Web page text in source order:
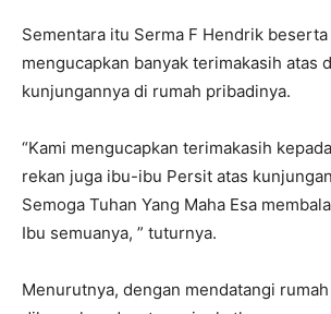
Sementara itu Serma F Hendrik
mengucapkan banyak terimakasih atas
kunjungannya di rumah pribadinya.
“Kami mengucapkan terimakasih
rekan juga ibu-ibu Persit atas
Semoga Tuhan Yang Maha Esa
Ibu semuanya, ” tuturnya.
Menurutnya, dengan mendatangi